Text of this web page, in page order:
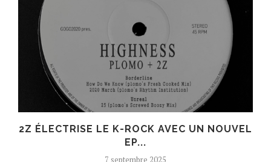
2Z ÉLECTRISE LE K-ROCK AVEC UN NOUVEL
EP...
7 septembre 2025